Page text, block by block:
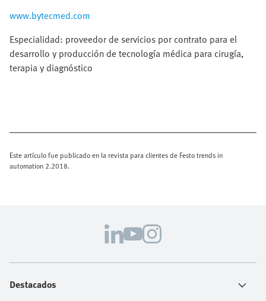
www.bytecmed.com
Especialidad: proveedor de servicios por contrato para el
desarrollo y producción de tecnología médica para cirugía,
terapia y diagnóstico
Este artículo fue publicado en la revista para clientes de Festo trends in
automation 2.2018.
Destacados